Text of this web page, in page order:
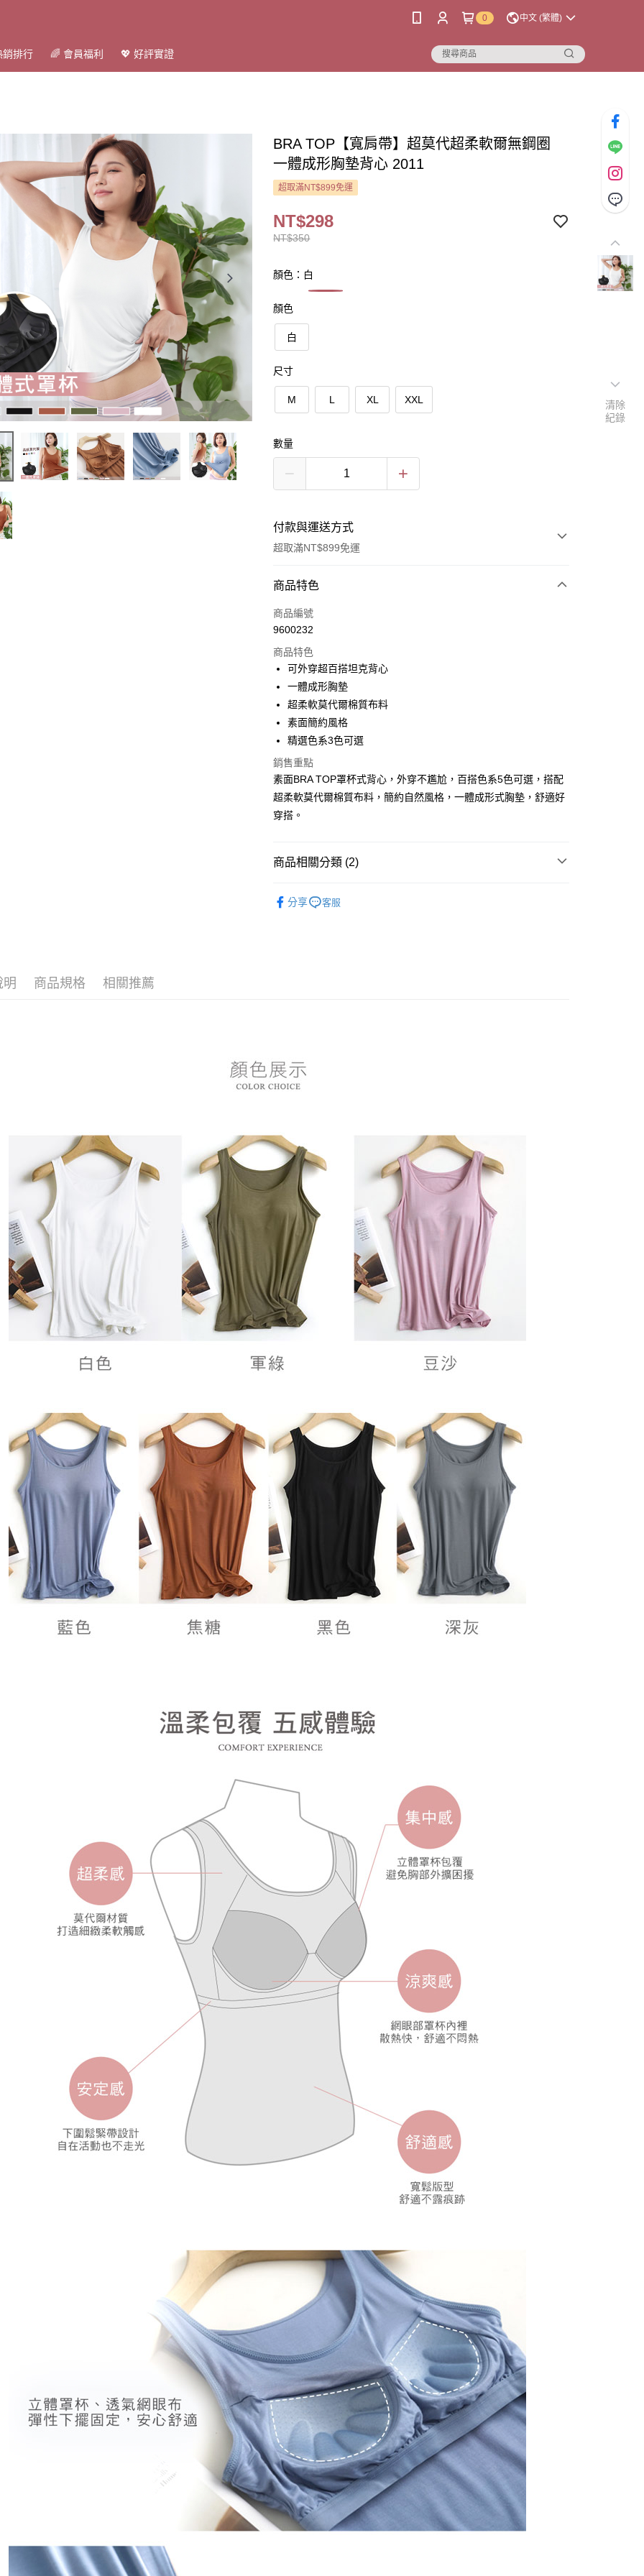
0 中文 (繁體)
銷排行 🌈 會員福利 💖 好評實證
BRA TOP【寬肩帶】超莫代超柔軟爾無鋼圈
一體成形胸墊背心 2011
超取滿NT$899免運
NT$350
NT$298
顏色：白
顏色
白
尺寸
M L XL XXL
數量
付款與運送方式
超取滿NT$899免運
付款方式
信用卡一次付款
LINE Pay
Apple Pay
街口支付
悠遊付
AFTEE先享後付
相關說明
【關於「AFTEE先享後付」】
AFTEE先享後付是「在收到商品之後才付款」的支付方式。 讓您購物簡單
３．安心：先確認商品／服務後，再付款。
１．於結帳方式選擇「AFTEE先享後付」後，將跳轉至「AFTEE先享後
【注意事項】
１．透過由恩沛科技股份有限公司提供之「AFTEE先享後付」服務完成之
交易，需依本服務之必要範圍內提供個人資料，並將交易相關給付款項請
３．未成年的使用者請事先徵得法定代理人或監護人之同意方可使用
「AFTEE先享後付」，若未經同意申辦者引起之損失，本公司不負相關責
任。
４．使用「AFTEE先享後付」時，將依據個別帳號之用戶狀況，依本公司
即時審查核予不同之上限額度；若仍有額度不足之情形，本公司將視審查
結果請求用戶進行身份認證。
５．嚴禁一人註冊多個帳號或使用他人資訊註冊。若發現惡意使用之情
形，恩沛科技股份有限公司將有權停止該用戶之使用額度並採取法律行
動。
ATM付款
運送方式
每筆NT$80，滿NT$899(含以上)免運費
黑貓宅急便
每筆NT$80，滿NT$899(含以上)免運費
商品特色
商品編號
9600232
商品特色
可外穿超百搭坦克背心
一體成形胸墊
超柔軟莫代爾棉質布料
素面簡約風格
精選色系3色可選
銷售重點
素面BRA TOP罩杯式背心，外穿不尷尬，百搭色系5色可選，搭配
超柔軟莫代爾棉質布料，簡約自然風格，一體成形式胸墊，舒適好
穿搭。
商品相關分類 (2)
分享 客服
明 商品規格 相關推薦
清除
紀錄